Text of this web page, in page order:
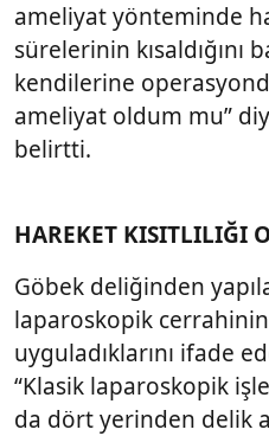
ameliyat yönteminde
sürelerinin kısaldığını
kendilerine
ameliyat oldum mu”
belirtti.
HAREKET KISITLILIĞI
Göbek deliğinden
laparoskopik
uyguladıklarını ifade
“Klasik laparoskopik
da dört yerinden delik